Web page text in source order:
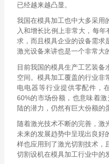
已经越来越凸显。
我国在模具加工也中大多采用
入和增长比例上非常大，每
求，而且模具企业的设备需求
激光设备来讲也是一个非常大
目前我国的模具生产工艺装备
空间。模具加工覆盖的行业非
电电器等行业提供零配件，
60%的市场份额，也意味着
陆的潜力，仍然有巨大份额的
随着激光技术不断的完善，激
未来的发展趋势中呈现出良好
样也应用到了激光切割技术，
切割设机在模具加工行业中的